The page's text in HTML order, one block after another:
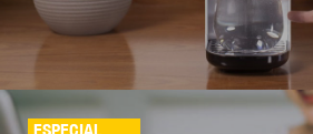
ESPECIAL